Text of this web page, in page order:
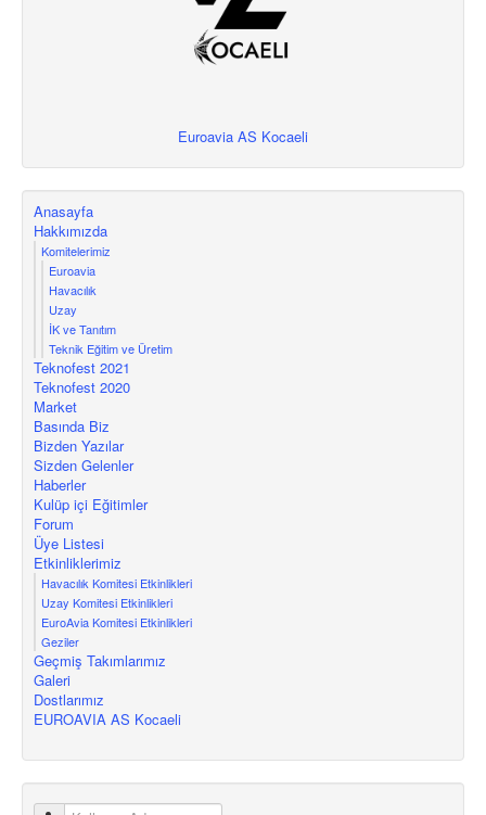
Euroavia AS Kocaeli
Anasayfa
Hakkımızda
Komitelerimiz
Euroavia
Havacılık
Uzay
İK ve Tanıtım
Teknik Eğitim ve Üretim
Teknofest 2021
Teknofest 2020
Market
Basında Biz
Bizden Yazılar
Sizden Gelenler
Haberler
Kulüp içi Eğitimler
Forum
Üye Listesi
Etkinliklerimiz
Havacılık Komitesi Etkinlikleri
Uzay Komitesi Etkinlikleri
EuroAvia Komitesi Etkinlikleri
Geziler
Geçmiş Takımlarımız
Galeri
Dostlarımız
EUROAVIA AS Kocaeli